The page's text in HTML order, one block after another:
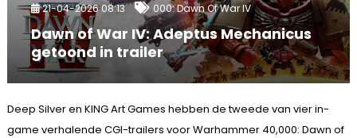
21-04-2026 08:13 000: Dawn Of War IV
Dawn of War IV: Adeptus Mechanicus
getoond in trailer
Deep Silver en KING Art Games hebben de tweede van vier in-
game verhalende CGI-trailers voor Warhammer 40,000: Dawn of